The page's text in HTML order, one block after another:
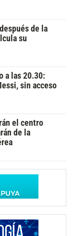
de la
su
a las 20.30:
sin acceso
el centro
de la